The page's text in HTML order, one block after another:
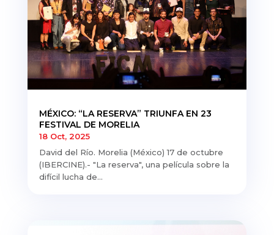
MÉXICO: “LA RESERVA” TRIUNFA EN 23
FESTIVAL DE MORELIA
18 Oct, 2025
David del Río. Morelia (México) 17 de octubre
(IBERCINE).- "La reserva", una película sobre la
difícil lucha de...